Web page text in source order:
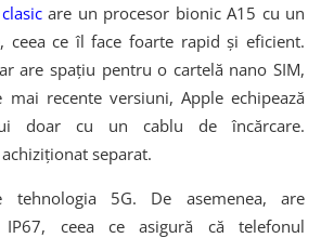
are un procesor bionic A15 cu un
ceea ce îl face foarte rapid și eficient.
are spațiu pentru o cartelă nano SIM,
mai recente versiuni, Apple echipează
doar cu un cablu de încărcare.
separat.
tehnologia 5G. De asemenea, are
ceea ce asigură că telefonul